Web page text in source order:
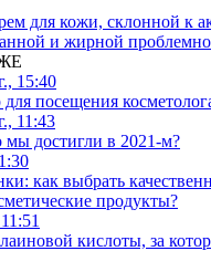
для кожи, склонной к
и жирной
15:40
посещения
11:43
мы достигли в 2021-м?
как выбрать
продукты?
кислоты, за